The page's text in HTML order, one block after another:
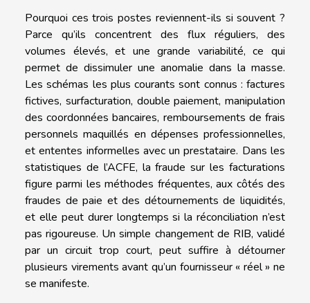
Pourquoi ces trois postes reviennent-ils si souvent ?
Parce qu’ils concentrent des flux réguliers, des
volumes élevés, et une grande variabilité, ce qui
permet de dissimuler une anomalie dans la masse.
Les schémas les plus courants sont connus : factures
fictives, surfacturation, double paiement, manipulation
des coordonnées bancaires, remboursements de frais
personnels maquillés en dépenses professionnelles,
et ententes informelles avec un prestataire. Dans les
statistiques de l’ACFE, la fraude sur les facturations
figure parmi les méthodes fréquentes, aux côtés des
fraudes de paie et des détournements de liquidités,
et elle peut durer longtemps si la réconciliation n’est
pas rigoureuse. Un simple changement de RIB, validé
par un circuit trop court, peut suffire à détourner
plusieurs virements avant qu’un fournisseur « réel » ne
se manifeste.